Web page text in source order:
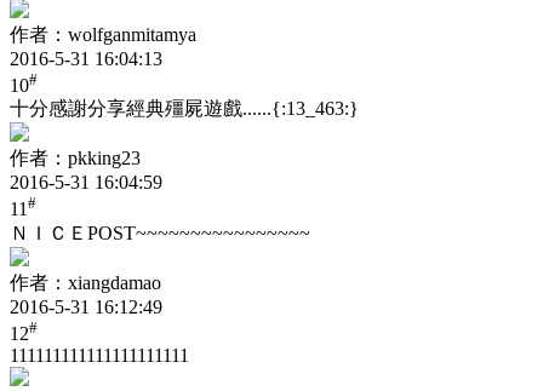
作者：wolfganmitamya
2016-5-31 16:04:13
10#
十分感謝分享經典殭屍遊戲......{:13_463:}
作者：pkking23
2016-5-31 16:04:59
11#
ＮＩＣＥPOST~~~~~~~~~~~~~~~~
作者：xiangdamao
2016-5-31 16:12:49
12#
111111111111111111111